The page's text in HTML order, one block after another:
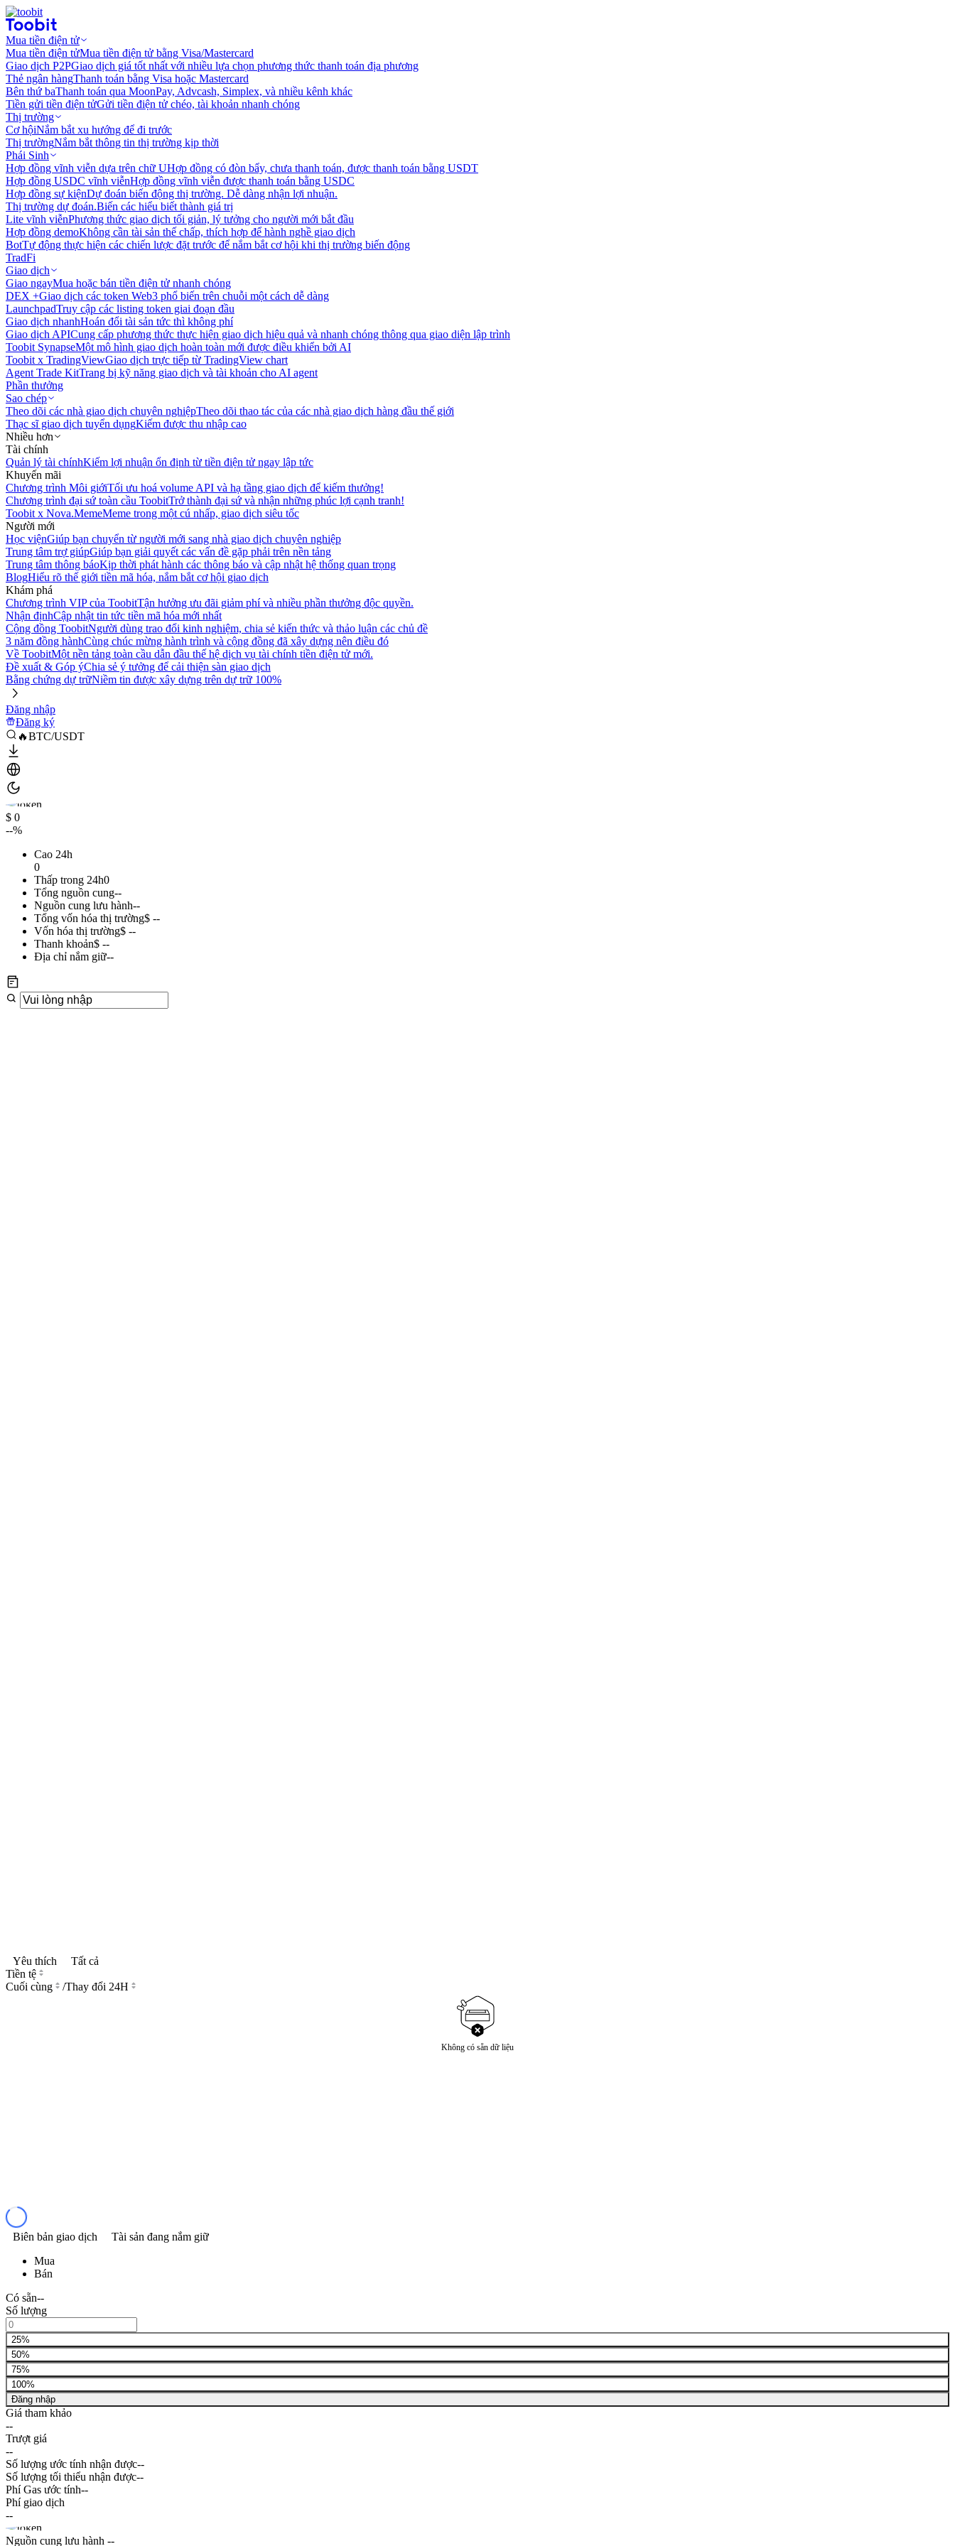
Mua tiền điện tử
Mua tiền điện tửMua tiền điện tử bằng Visa/Mastercard
Giao dịch P2PGiao dịch giá tốt nhất với nhiều lựa chọn phương thức thanh toán địa phương
Thẻ ngân hàngThanh toán bằng Visa hoặc Mastercard
Bên thứ baThanh toán qua MoonPay, Advcash, Simplex, và nhiều kênh khác
Tiền gửi tiền điện tửGửi tiền điện tử chéo, tài khoản nhanh chóng
Thị trường
Cơ hộiNắm bắt xu hướng để đi trước
Thị trườngNắm bắt thông tin thị trường kịp thời
Phái Sinh
Hợp đồng vĩnh viễn dựa trên chữ UHợp đồng có đòn bẩy, chưa thanh toán, được thanh toán bằng USDT
Hợp đồng USDC vĩnh viễnHợp đồng vĩnh viễn được thanh toán bằng USDC
Hợp đồng sự kiệnDự đoán biến động thị trường. Dễ dàng nhận lợi nhuận.
Thị trường dự đoán.Biến các hiểu biết thành giá trị
Lite vĩnh viễnPhương thức giao dịch tối giản, lý tưởng cho người mới bắt đầu
Hợp đồng demoKhông cần tài sản thế chấp, thích hợp để hành nghề giao dịch
BotTự động thực hiện các chiến lược đặt trước để nắm bắt cơ hội khi thị trường biến động
TradFi
Giao dịch
Giao ngayMua hoặc bán tiền điện tử nhanh chóng
DEX +Giao dịch các token Web3 phổ biến trên chuỗi một cách dễ dàng
LaunchpadTruy cập các listing token giai đoạn đầu
Giao dịch nhanhHoán đổi tài sản tức thì không phí
Giao dịch APICung cấp phương thức thực hiện giao dịch hiệu quả và nhanh chóng thông qua giao diện lập trình
Toobit SynapseMột mô hình giao dịch hoàn toàn mới được điều khiển bởi AI
Toobit x TradingViewGiao dịch trực tiếp từ TradingView chart
Agent Trade KitTrang bị kỹ năng giao dịch và tài khoản cho AI agent
Phần thưởng
Sao chép
Theo dõi các nhà giao dịch chuyên nghiệpTheo dõi thao tác của các nhà giao dịch hàng đầu thế giới
Thạc sĩ giao dịch tuyển dụngKiếm được thu nhập cao
Nhiều hơn
Tài chính
Quản lý tài chínhKiếm lợi nhuận ổn định từ tiền điện tử ngay lập tức
Khuyến mãi
Chương trình Môi giớiTối ưu hoá volume API và hạ tầng giao dịch để kiếm thưởng!
Chương trình đại sứ toàn cầu ToobitTrở thành đại sứ và nhận những phúc lợi cạnh tranh!
Toobit x Nova.MemeMeme trong một cú nhấp, giao dịch siêu tốc
Người mới
Học việnGiúp bạn chuyển từ người mới sang nhà giao dịch chuyên nghiệp
Trung tâm trợ giúpGiúp bạn giải quyết các vấn đề gặp phải trên nền tảng
Trung tâm thông báoKịp thời phát hành các thông báo và cập nhật hệ thống quan trọng
BlogHiểu rõ thế giới tiền mã hóa, nắm bắt cơ hội giao dịch
Khám phá
Chương trình VIP của ToobitTận hưởng ưu đãi giảm phí và nhiều phần thưởng độc quyền.
Nhận địnhCập nhật tin tức tiền mã hóa mới nhất
Cộng đồng ToobitNgười dùng trao đổi kinh nghiệm, chia sẻ kiến thức và thảo luận các chủ đề
3 năm đồng hànhCùng chúc mừng hành trình và cộng đồng đã xây dựng nên điều đó
Về ToobitMột nền tảng toàn cầu dẫn đầu thế hệ dịch vụ tài chính tiền điện tử mới.
Đề xuất & Góp ýChia sẻ ý tưởng để cải thiện sàn giao dịch
Bằng chứng dự trữNiềm tin được xây dựng trên dự trữ 100%
Đăng nhập
Đăng ký
🔥BTC/USDT
$ 0
--%
Cao 24h
0
Thấp trong 24h0
Tổng nguồn cung--
Nguồn cung lưu hành--
Tổng vốn hóa thị trường$ --
Vốn hóa thị trường$ --
Thanh khoản$ --
Địa chỉ nắm giữ--
Yêu thích
Tất cả
Tiền tệ
Cuối cùng
/Thay đổi 24H
Không có sẵn dữ liệu
Biên bản giao dịch
Tài sản đang nắm giữ
Mua
Bán
Có sẵn--
Số lượng
25%
50%
75%
100%
Đăng nhập
Giá tham khảo
--
Trượt giá
--
Số lượng ước tính nhận được--
Số lượng tối thiểu nhận được--
Phí Gas ước tính--
Phí giao dịch
--
Nguồn cung lưu hành --